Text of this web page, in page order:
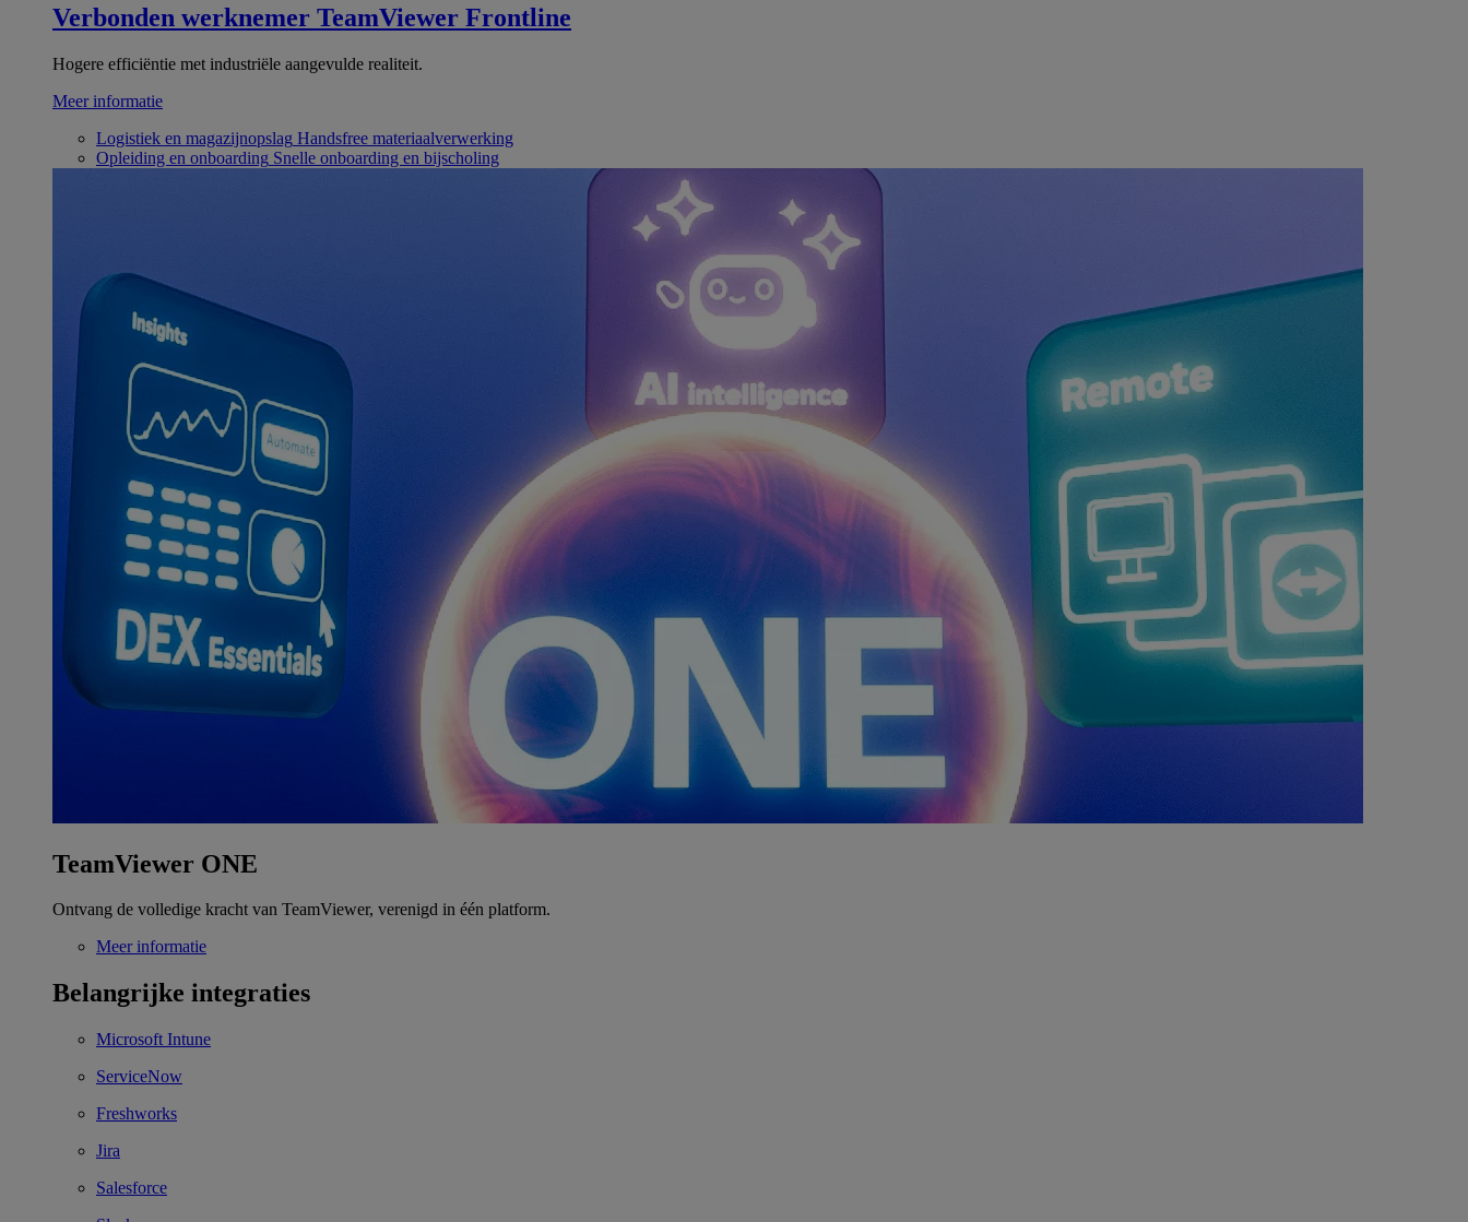
Verbonden werknemer TeamViewer Frontline
Hogere efficiëntie met industriële aangevulde realiteit.
Meer informatie
Logistiek en magazijnopslag Handsfree materiaalverwerking
Opleiding en onboarding Snelle onboarding en bijscholing
TeamViewer ONE
Ontvang de volledige kracht van TeamViewer, verenigd in één platform.
Meer informatie
Belangrijke integraties
Microsoft Intune
ServiceNow
Freshworks
Jira
Salesforce